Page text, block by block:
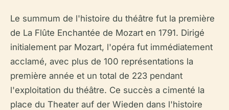
Le summum de l'histoire du théâtre fut la première
de La Flûte Enchantée de Mozart en 1791. Dirigé
initialement par Mozart, l'opéra fut immédiatement
acclamé, avec plus de 100 représentations la
première année et un total de 223 pendant
l'exploitation du théâtre. Ce succès a cimenté la
place du Theater auf der Wieden dans l'histoire